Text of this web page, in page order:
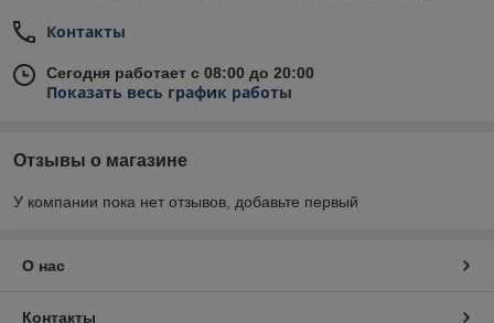
Контакты
Сегодня работает с 08:00 до 20:00
Показать весь график работы
Отзывы о магазине
У компании пока нет отзывов, добавьте первый
О нас
Контакты